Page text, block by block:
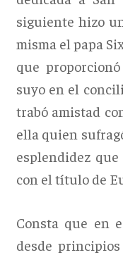
siguiente hizo
misma el papa
que
suyo en el
trabó amistad
ella quien
esplendidez
con el título de
Consta que en
desde